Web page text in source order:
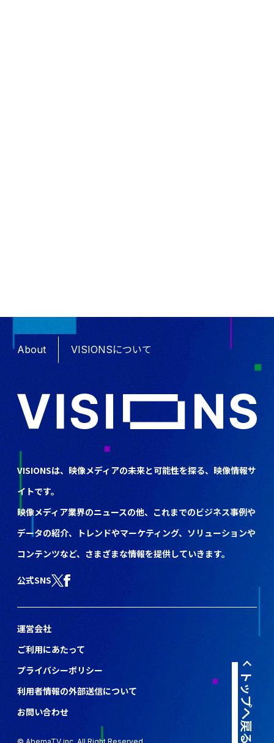
トップへ戻る
About VISIONSについて
VISIONSは、映像メディアの未来と可能性を探る、映像情報サ
イトです。
映像メディア業界のニュースの他、これまでのビジネス事例や
データの紹介、トレンドやマーケティング、ソリューションや
コンテンツなど、さまざまな情報を提供していきます。
公式SNS
運営会社
ご利用にあたって
プライバシーポリシー
利用者情報の外部送信について
お問い合わせ